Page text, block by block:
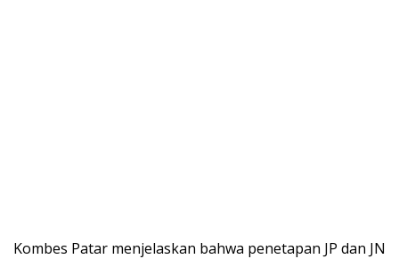
Kombes Patar menjelaskan bahwa penetapan JP dan JN